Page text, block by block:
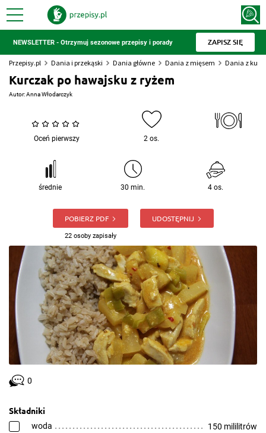
NEWSLETTER - Otrzymuj sezonowe przepisy i porady ZAPISZ SIĘ
Przepisy.pl Dania i przekąski Dania główne Dania z mięsem Dania z
Kurczak po hawajsku z ryżem
Autor:Anna Włodarczyk
Oceń pierwszy 2 os.
średnie 30 min. 4 os.
POBIERZ PDF
22 osoby zapisały
UDOSTĘPNIJ
0
Składniki
woda 150 mililitrów